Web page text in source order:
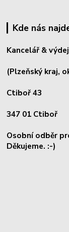
Kde nás
Kancelář &
(Plzeňský kraj,
Ctiboř 43
347 01 Ctiboř
Osobní odběr
Děkujeme. :-)